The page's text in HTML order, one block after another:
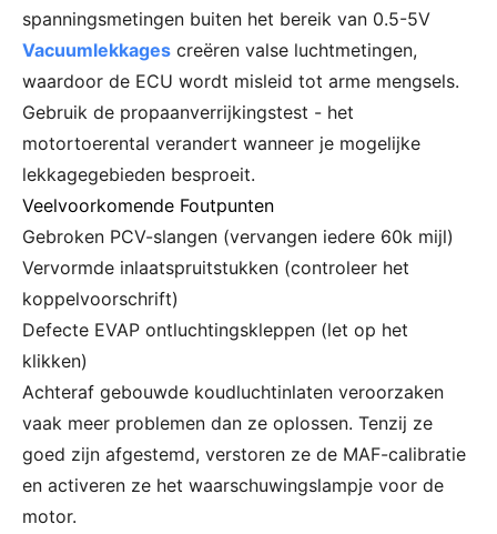
spanningsmetingen buiten het bereik van 0.5-5V
Vacuumlekkages creëren valse luchtmetingen,
waardoor de ECU wordt misleid tot arme mengsels.
Gebruik de propaanverrijkingstest - het
motortoerental verandert wanneer je mogelijke
lekkagegebieden besproeit.
Veelvoorkomende Foutpunten
Gebroken PCV-slangen (vervangen iedere 60k mijl)
Vervormde inlaatspruitstukken (controleer het
koppelvoorschrift)
Defecte EVAP ontluchtingskleppen (let op het
klikken)
Achteraf gebouwde koudluchtinlaten veroorzaken
vaak meer problemen dan ze oplossen. Tenzij ze
goed zijn afgestemd, verstoren ze de MAF-calibratie
en activeren ze het waarschuwingslampje voor de
motor.